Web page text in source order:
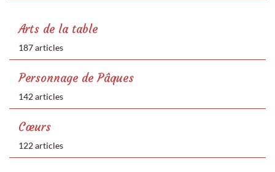
Arts de la table
187 articles
Personnage de Pâques
142 articles
Cœurs
122 articles